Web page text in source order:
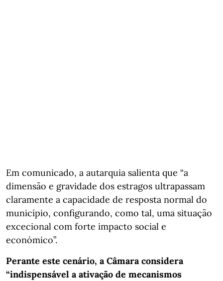
Em comunicado, a autarquia salienta que “a
dimensão e gravidade dos estragos ultrapassam
claramente a capacidade de resposta normal do
município, configurando, como tal, uma situação
excecional com forte impacto social e
económico”.
Perante este cenário, a Câmara considera
“indispensável a ativação de mecanismos